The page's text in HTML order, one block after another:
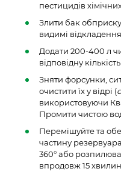
пестицидів
Злити бак
видимі відкладення.
Додати 200-400 л
відповідну
Зняти форсунки,
очистити їх у відрі (
використовуючи
Промити чистою
Перемішуйте та
частину
360° або
впродовж 15 хвилин.